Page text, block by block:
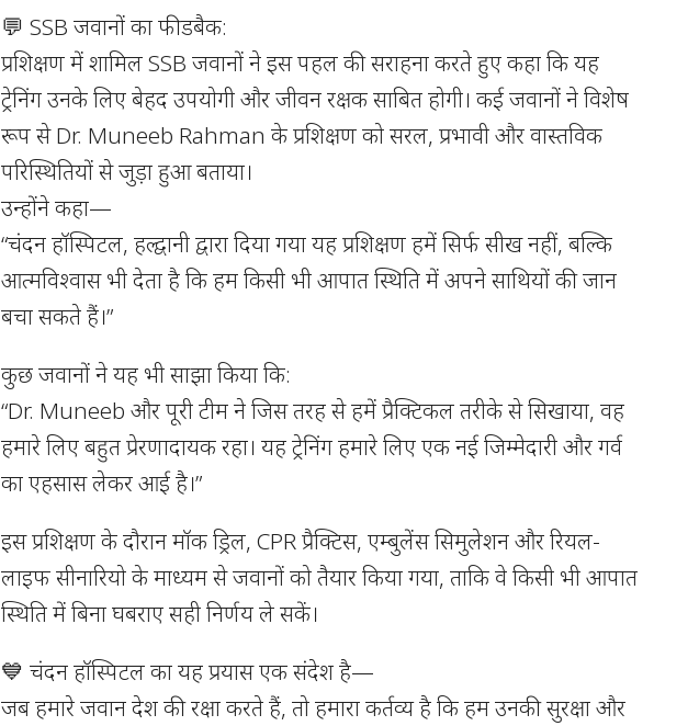
💬 SSB जवानों का फीडबैक:
प्रशिक्षण में शामिल SSB जवानों ने इस पहल की सराहना करते हुए कहा कि यह
ट्रेनिंग उनके लिए बेहद उपयोगी और जीवन रक्षक साबित होगी। कई जवानों ने विशेष
रूप से Dr. Muneeb Rahman के प्रशिक्षण को सरल, प्रभावी और वास्तविक
परिस्थितियों से जुड़ा हुआ बताया।
उन्होंने कहा—
“चंदन हॉस्पिटल, हल्द्वानी द्वारा दिया गया यह प्रशिक्षण हमें सिर्फ सीख नहीं, बल्कि
आत्मविश्वास भी देता है कि हम किसी भी आपात स्थिति में अपने साथियों की जान
बचा सकते हैं।”
कुछ जवानों ने यह भी साझा किया कि:
“Dr. Muneeb और पूरी टीम ने जिस तरह से हमें प्रैक्टिकल तरीके से सिखाया, वह
हमारे लिए बहुत प्रेरणादायक रहा। यह ट्रेनिंग हमारे लिए एक नई जिम्मेदारी और गर्व
का एहसास लेकर आई है।”
इस प्रशिक्षण के दौरान मॉक ड्रिल, CPR प्रैक्टिस, एम्बुलेंस सिमुलेशन और रियल-
लाइफ सीनारियो के माध्यम से जवानों को तैयार किया गया, ताकि वे किसी भी आपात
स्थिति में बिना घबराए सही निर्णय ले सकें।
💙 चंदन हॉस्पिटल का यह प्रयास एक संदेश है—
जब हमारे जवान देश की रक्षा करते हैं, तो हमारा कर्तव्य है कि हम उनकी सुरक्षा और